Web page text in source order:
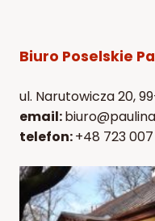
Biuro Poselskie
ul. Narutowicza 20,
email:
telefon:+48 723